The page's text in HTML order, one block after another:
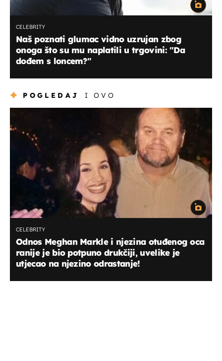
CELEBRITY
Naš poznati glumac vidno uzrujan zbog
onoga što su mu naplatili u trgovini: "Da
dođem s loncem?"
POGLEDAJ I OVO
CELEBRITY
Odnos Meghan Markle i njezina otuđenog oca
ranije je bio potpuno drukčiji, uvelike je
utjecao na njezino odrastanje!